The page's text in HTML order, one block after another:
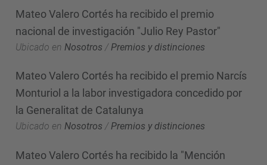
Mateo Valero Cortés ha recibido el premio
nacional de investigación "Julio Rey Pastor"
Ubicado en Nosotros / Premios y distinciones
Mateo Valero Cortés ha recibido el premio Narcís
Monturiol a la labor investigadora concedido por
la Generalitat de Catalunya
Ubicado en Nosotros /Premios y distinciones
Mateo Valero Cortés ha recibido la "Mención